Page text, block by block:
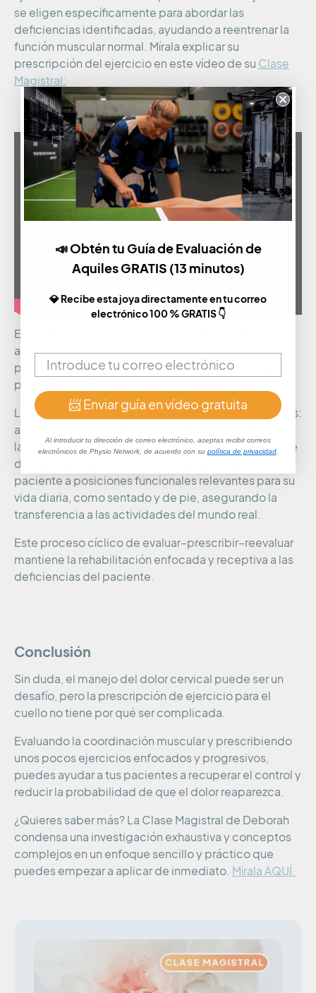
se eligen específicamente para abordar las
deficiencias identificadas, ayudando a reentrenar la
función muscular normal. Mírala explicar su
prescripción del ejercicio en este vídeo de su Clase
Magistral:
Este enfoque dirigido y basado en la evaluación
aporta claridad en la selección de ejercicios y
permite la reevaluación continua para monitorizar el
progreso y ajustar el tratamiento.
La progresión del ejercicio sigue principios familiares:
aumentar gradualmente el desafío variando la carga,
la postura, la resistencia y la velocidad. Es importante
destacar que la progresión busca devolver al
paciente a posiciones funcionales relevantes para su
vida diaria, como sentado y de pie, asegurando la
transferencia a las actividades del mundo real.
Este proceso cíclico de evaluar–prescribir–reevaluar
mantiene la rehabilitación enfocada y receptiva a las
deficiencias del paciente.
Conclusión
Sin duda, el manejo del dolor cervical puede ser un
desafío, pero la prescripción de ejercicio para el
cuello no tiene por qué ser complicada.
Evaluando la coordinación muscular y prescribiendo
unos pocos ejercicios enfocados y progresivos,
puedes ayudar a tus pacientes a recuperar el control y
reducir la probabilidad de que el dolor reaparezca.
¿Quieres saber más? La Clase Magistral de Deborah
condensa una investigación exhaustiva y conceptos
complejos en un enfoque sencillo y práctico que
puedes empezar a aplicar de inmediato. Mírala AQUÍ.
📣 Obtén tu Guía de Evaluación de
Aquiles GRATIS (13 minutos)
💎 Recibe esta joya directamente en tu correo
electrónico 100 % GRATIS 👇
📨 Enviar guía en vídeo gratuita
Al introducir tu dirección de correo electrónico, aceptas recibir correos
electrónicos de Physio Network, de acuerdo con su política de privacidad.